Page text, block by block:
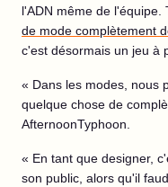
l'ADN même de
de mode complètement
c'est désormais un jeu à
« Dans les modes, nous
quelque chose de
AfternoonTyphoon.
« En tant que designer,
son public, alors qu'il